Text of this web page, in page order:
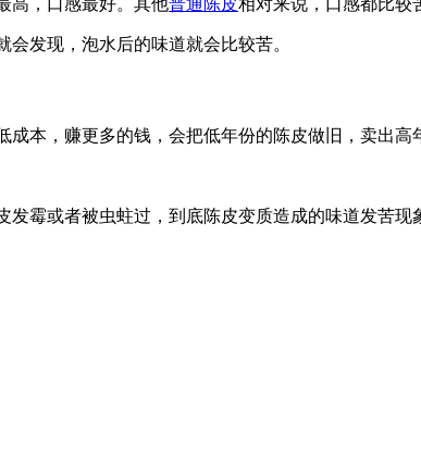
发现，泡水后的味道就会比较苦。
本，赚更多的钱，会把低年份的陈皮做旧，卖出高
霉或者被虫蛀过，到底陈皮变质造成的味道发苦